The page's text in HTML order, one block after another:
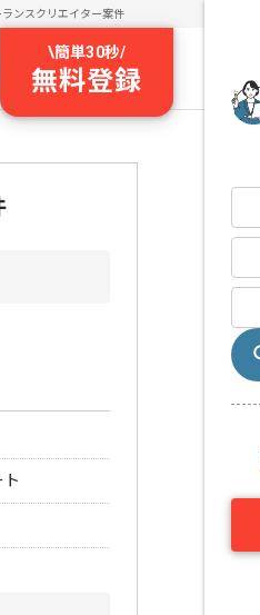
ランスクリエイター案件
\簡単30秒/
無料登録